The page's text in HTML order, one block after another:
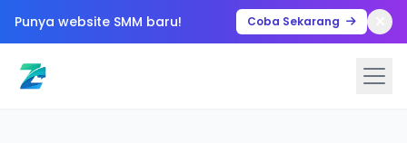
Punya website SMM baru! Coba Sekarang